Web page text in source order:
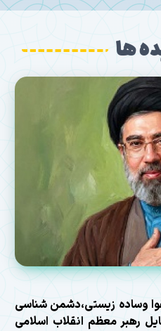
ها
وساده زیستی،دشمن شناسی
رهبر معظم انقلاب اسلامی